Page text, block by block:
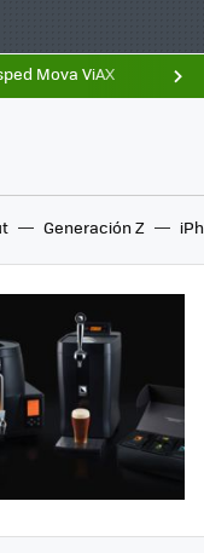
Mova ViAX
Generación Z